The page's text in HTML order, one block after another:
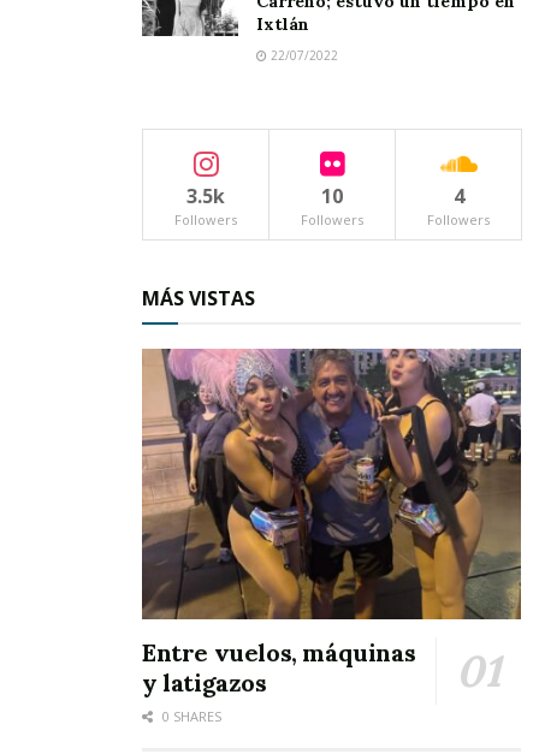
Ixtlán
22/07/2022
3.5k
Followers
10
Followers
4
Followers
MÁS VISTAS
Entre vuelos, máquinas
y latigazos
0 SHARES